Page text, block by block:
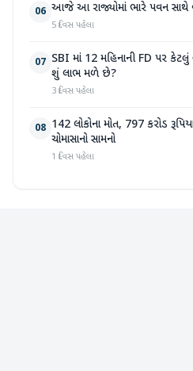
06 આજે આ રાજ્યોમાં ભારે પવન સાથે
5 દિવસ પહેલા
07 SBI માં 12 મહિનાની FD પર
શું લાભ મળે છે?
3 દિવસ પહેલા
08 142 લોકોના મોત, 797 કરોડ
ચોમાસાનો સામનો
1 દિવસ પહેલા